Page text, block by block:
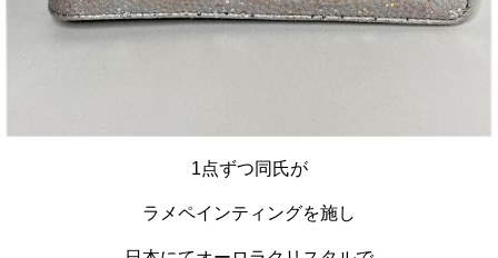
1点ずつ同氏が
ラメペインティングを施し